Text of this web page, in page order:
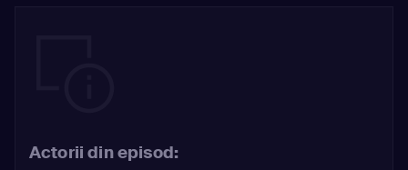
Actorii din episod: